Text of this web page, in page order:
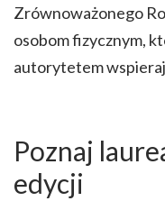
Zrównoważonego
osobom fizycznym,
autorytetem
Poznaj
edycji